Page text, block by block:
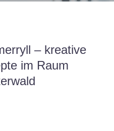
– kreative
im Raum